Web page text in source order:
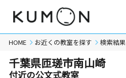
HOME お近くの教室を探す 検索結果
千葉県匝瑳市南山崎
付近の公文式教室